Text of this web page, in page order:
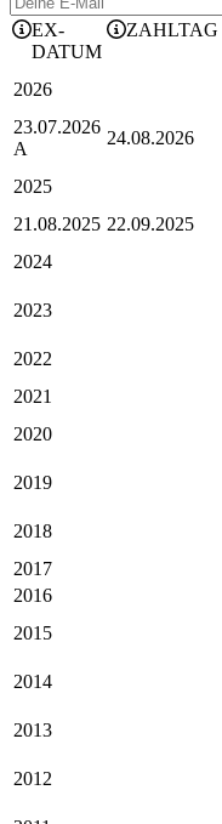
EX-
DATUM
ZAHLTAG
2026
23.07.2026
A
24.08.2026
2025
21.08.2025 22.09.2025
2024
2023
2022
2021
2020
2019
2018
2017
2016
2015
2014
2013
2012